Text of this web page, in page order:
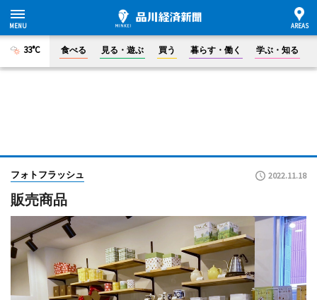
33°C 食べる 見る・遊ぶ 買う 暮らす・働く 学ぶ・知る
フォトフラッシュ 2022.11.18
販売商品